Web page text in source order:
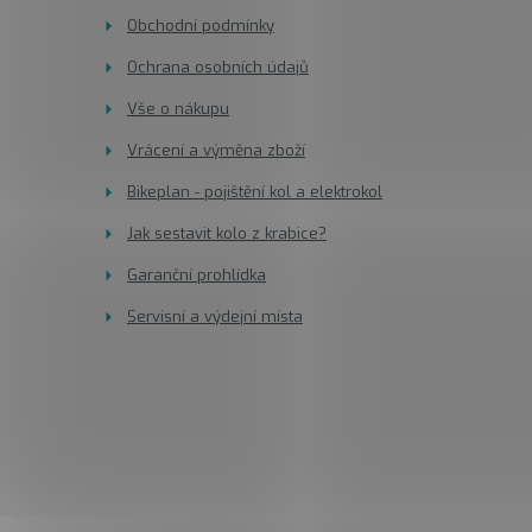
Obchodní podmínky
Ochrana osobních údajů
Vše o nákupu
Vrácení a výměna zboží
Bikeplan - pojištění kol a elektrokol
Jak sestavit kolo z krabice?
Garanční prohlídka
Servisní a výdejní místa